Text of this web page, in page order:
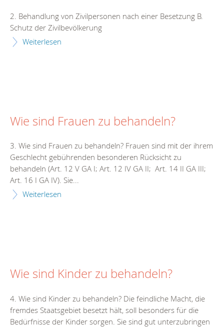
2. Behandlung von Zivilpersonen nach einer Besetzung B.
Schutz der Zivilbevölkerung
Weiterlesen
Wie sind Frauen zu behandeln?
3. Wie sind Frauen zu behandeln? Frauen sind mit der ihrem
Geschlecht gebührenden besonderen Rücksicht zu
behandeln (Art. 12 V GA I; Art. 12 IV GA II; Art. 14 II GA III;
Art. 16 I GA IV). Sie...
Weiterlesen
Wie sind Kinder zu behandeln?
4. Wie sind Kinder zu behandeln? Die feindliche Macht, die
fremdes Staatsgebiet besetzt hält, soll besonders für die
Bedürfnisse der Kinder sorgen. Sie sind gut unterzubringen